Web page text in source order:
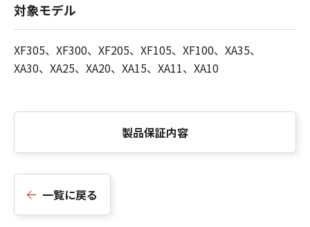
対象モデル
XF305、XF300、XF205、XF105、XF100、XA35、
XA30、XA25、XA20、XA15、XA11、XA10
製品保証内容
一覧に戻る